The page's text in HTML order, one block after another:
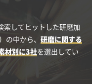
索してヒットした研磨加
中から、 研磨に関する
材別に3社を選出してい